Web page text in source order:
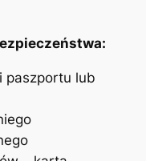
paszportu lub